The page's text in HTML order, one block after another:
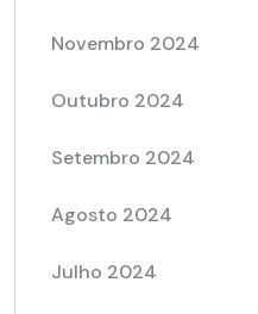
Novembro 2024
Outubro 2024
Setembro 2024
Agosto 2024
Julho 2024